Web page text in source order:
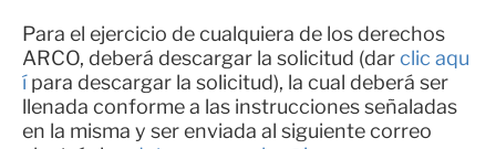
Para el ejercicio de cualquiera de los derechos
ARCO, deberá descargar la solicitud (darclic aqu
í para descargar la solicitud), la cual deberá ser
llenada conforme a las instrucciones señaladas
en la misma y ser enviada al siguiente correo